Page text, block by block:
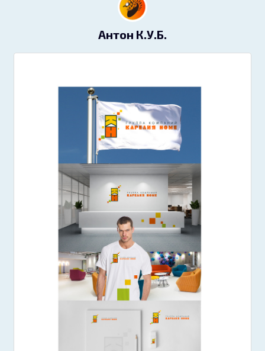
Антон К.У.Б.